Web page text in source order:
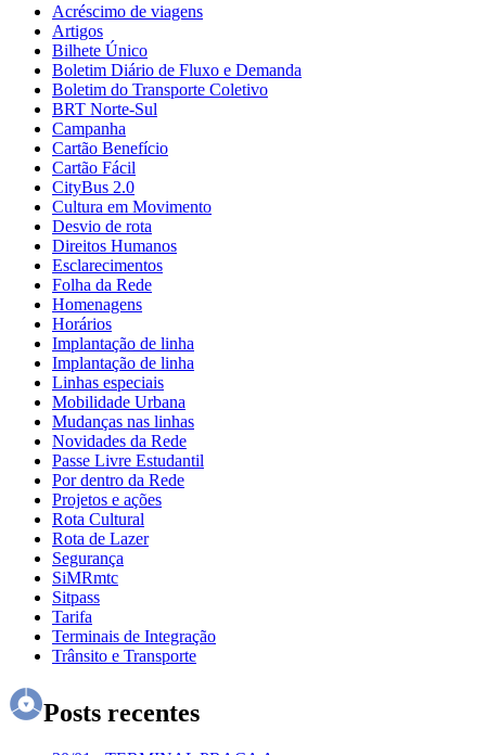
Acréscimo de viagens
Artigos
Bilhete Único
Boletim Diário de Fluxo e Demanda
Boletim do Transporte Coletivo
BRT Norte-Sul
Campanha
Cartão Benefício
Cartão Fácil
CityBus 2.0
Cultura em Movimento
Desvio de rota
Direitos Humanos
Esclarecimentos
Folha da Rede
Homenagens
Horários
Implantação de linha
Implantação de linha
Linhas especiais
Mobilidade Urbana
Mudanças nas linhas
Novidades da Rede
Passe Livre Estudantil
Por dentro da Rede
Projetos e ações
Rota Cultural
Rota de Lazer
Segurança
SiMRmtc
Sitpass
Tarifa
Terminais de Integração
Trânsito e Transporte
Posts recentes